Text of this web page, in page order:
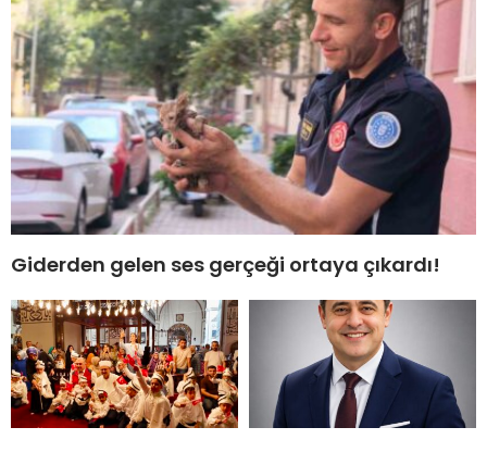
Giderden gelen ses gerçeği ortaya çıkardı!